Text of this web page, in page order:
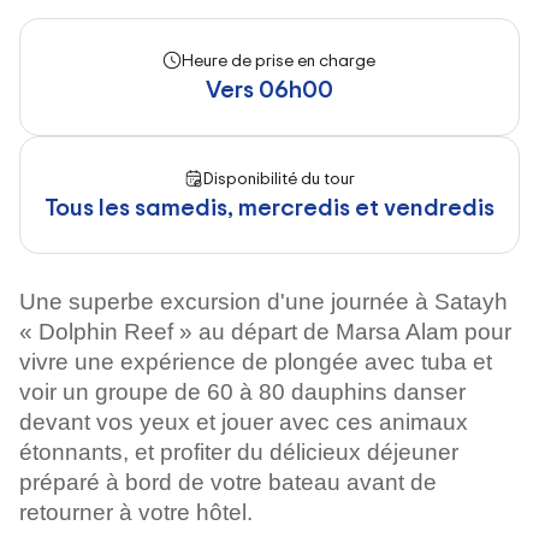
Heure de prise en charge
Vers 06h00
Disponibilité du tour
Tous les samedis, mercredis et vendredis
Une superbe excursion d'une journée à Satayh
« Dolphin Reef » au départ de Marsa Alam pour
vivre une expérience de plongée avec tuba et
voir un groupe de 60 à 80 dauphins danser
devant vos yeux et jouer avec ces animaux
étonnants, et profiter du délicieux déjeuner
préparé à bord de votre bateau avant de
retourner à votre hôtel.